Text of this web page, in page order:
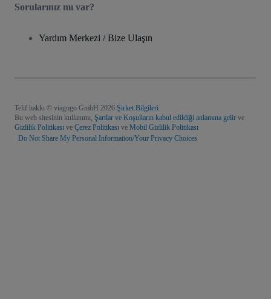
Sorularınız mı var?
Yardım Merkezi / Bize Ulaşın
Telif hakkı © viagogo GmbH 2026 Şirket Bilgileri
Bu web sitesinin kullanımı, Şartlar ve Koşulların kabul edildiği anlamına gelir ve
Gizlilik Politikası ve Çerez Politikası ve Mobil Gizlilik Politikası
Do Not Share My Personal Information/Your Privacy Choices